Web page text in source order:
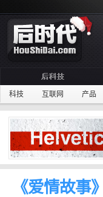
科技 互联网 产品
《爱情故事